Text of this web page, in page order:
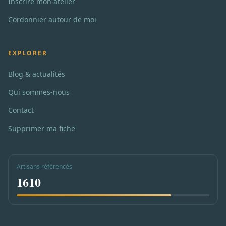
Cordonnier autour de moi
EXPLORER
Blog & actualités
Qui sommes-nous
Contact
Supprimer ma fiche
Artisans référencés
1610